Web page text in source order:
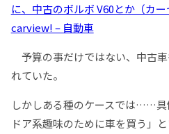
に、中古のボルボ V60とか（カ
carview! – 自動車
予算の事だけではない、中古
れていた。
しかしある種のケースでは……具
ドア系趣味のために車を買う」